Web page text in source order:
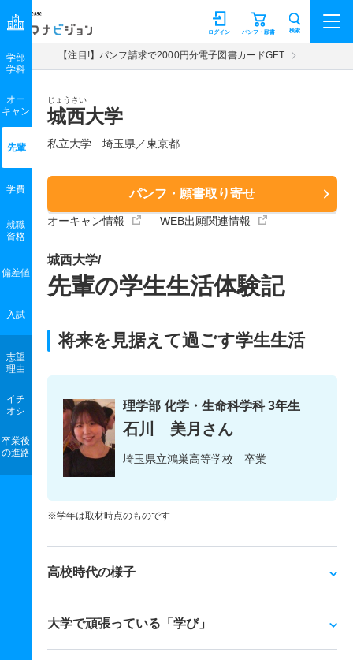
マナビジョン パンフ・願書
ログイン 検索
【注目!】パンフ請求で2000円分電子図書カードGET
じょうさい
城西大学
私立大学 埼玉県／東京都
パンフ・願書取り寄せ
オーキャン情報 WEB出願関連情報
学部
学科
オー
キャン
先輩
学費
就職
資格
偏差値
入試
志望
理由
イチ
オシ
卒業後
の進路
城西大学/
先輩の学生生活体験記
将来を見据えて過ごす学生生活
理学部 化学・生命科学科 3年生
石川 美月さん
埼玉県立鴻巣高等学校 卒業
※学年は取材時点のものです
高校時代の様子
大学で頑張っている「学び」